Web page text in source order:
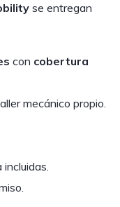
se entregan
con cobertura
mecánico propio.